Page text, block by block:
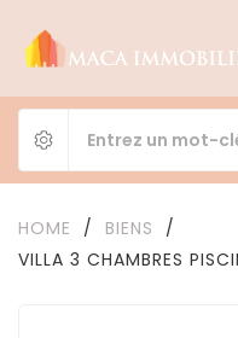
HOME / BIENS
/
VILLA 3 CHAMBRES